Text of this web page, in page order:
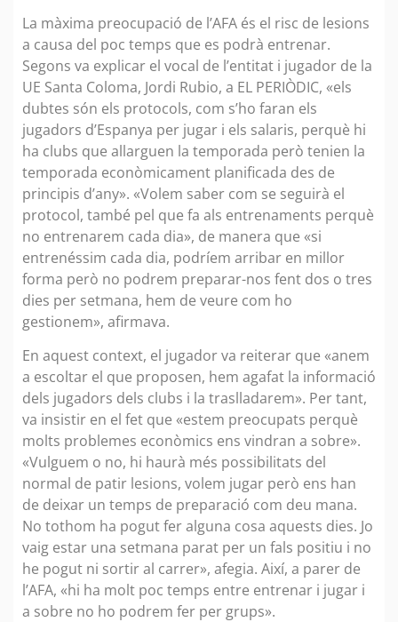
La màxima preocupació de l’AFA és el risc de lesions
a causa del poc temps que es podrà entrenar.
Segons va explicar el vocal de l’entitat i jugador de la
UE Santa Coloma, Jordi Rubio, a EL PERIÒDIC, «els
dubtes són els protocols, com s’ho faran els
jugadors d’Espanya per jugar i els salaris, perquè hi
ha clubs que allarguen la temporada però tenien la
temporada econòmicament planificada des de
principis d’any». «Volem saber com se seguirà el
protocol, també pel que fa als entrenaments perquè
no entrenarem cada dia», de manera que «si
entrenéssim cada dia, podríem arribar en millor
forma però no podrem preparar-nos fent dos o tres
dies per setmana, hem de veure com ho
gestionem», afirmava.
En aquest context, el jugador va reiterar que «anem
a escoltar el que proposen, hem agafat la informació
dels jugadors dels clubs i la traslladarem». Per tant,
va insistir en el fet que «estem preocupats perquè
molts problemes econòmics ens vindran a sobre».
«Vulguem o no, hi haurà més possibilitats del
normal de patir lesions, volem jugar però ens han
de deixar un temps de preparació com deu mana.
No tothom ha pogut fer alguna cosa aquests dies. Jo
vaig estar una setmana parat per un fals positiu i no
he pogut ni sortir al carrer», afegia. Així, a parer de
l’AFA, «hi ha molt poc temps entre entrenar i jugar i
a sobre no ho podrem fer per grups».